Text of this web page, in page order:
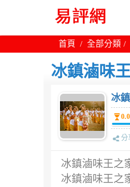
首頁 全部分類
冰鎮滷味
冰
0.0
分
冰鎮滷味王之
冰鎮滷味王之